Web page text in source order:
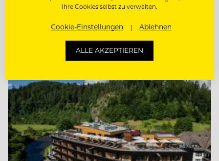
COMMIS DE RANG (M/W/D)
Entdecke alle Jobs
Ihre Cookies selbst zu verwalten.
Cookie-Einstellungen Ablehnen
ALLE AKZEPTIEREN